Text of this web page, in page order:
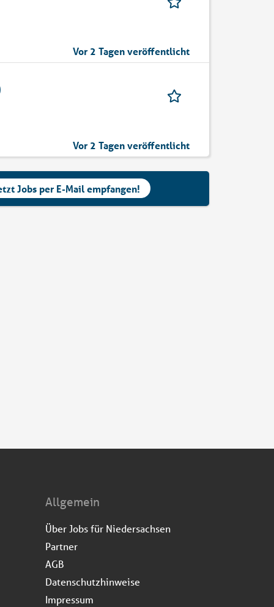
Vor 2 Tagen veröffentlicht
Vor 2 Tagen veröffentlicht
Jobs per E-Mail empfangen!
Allgemein
Über Jobs für Niedersachsen
Partner
AGB
Datenschutzhinweise
Impressum